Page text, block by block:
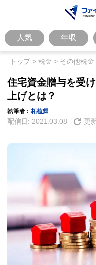
人気 年収
トップ> 税金 > その他税金
住宅資金贈与を受
上げとは？
執筆者 : 柘植輝
配信日: 2021.03.08 更